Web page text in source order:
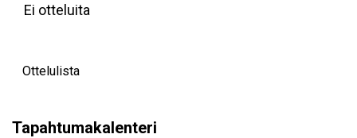
Ei otteluita
Ottelulista
Tapahtumakalenteri